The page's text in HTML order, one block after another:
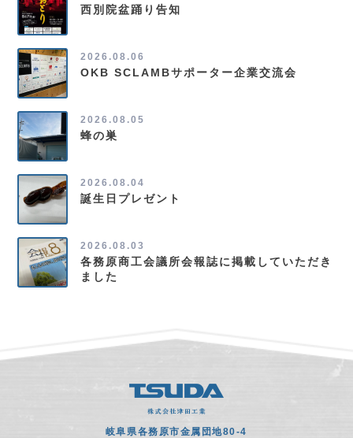
西別院盆踊り告知
2026.08.06
OKB SCLAMBサポーター企業交流会
2026.08.05
蜂の巣
2026.08.04
誕生日プレゼント
2026.08.03
各務原商工会議所会報誌に掲載していただき
ました
岐阜県各務原市金属団地80-4